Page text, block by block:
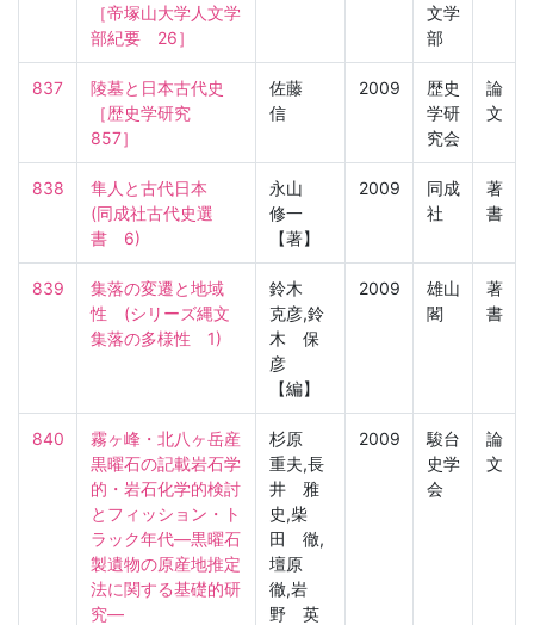
［帝塚山大学人文学
部紀要　26］
文学
部
837
陵墓と日本古代史
［歴史学研究
857］
佐藤
信
2009
歴史
学研
究会
論
文
838
隼人と古代日本
(同成社古代史選
書　6)
永山
修一
【著】
2009
同成
社
著
書
839
集落の変遷と地域
性　(シリーズ縄文
集落の多様性　1)
鈴木
克彦,鈴
木 保
彦
【編】
2009
雄山
閣
著
書
840
霧ヶ峰・北八ヶ岳産
黒曜石の記載岩石学
的・岩石化学的検討
とフィッション・ト
ラック年代―黒曜石
製遺物の原産地推定
法に関する基礎的研
究―
杉原
重夫,長
井 雅
史,柴
田 徹,
壇原
徹,岩
野 英
2009
駿台
史学
会
論
文